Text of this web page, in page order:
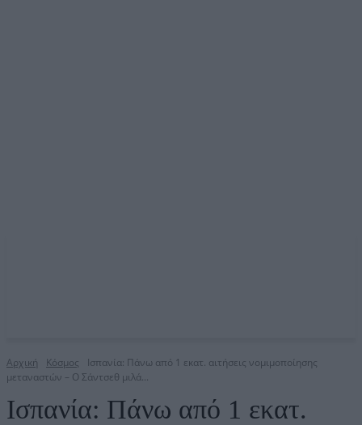
Αρχική Κόσμος
Ισπανία: Πάνω από 1 εκατ. αιτήσεις νομιμοποίησης
μεταναστών – Ο Σάντσεθ μιλά...
Ισπανία: Πάνω από 1 εκατ.